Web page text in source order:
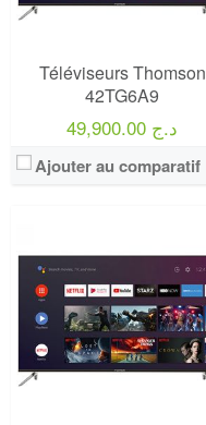
Téléviseurs Thomson
42TG6A9
49,900.00 د.ج
Ajouter au comparatif
Marque:LG
Prix:75000
Définition:UHD TV
View Details →